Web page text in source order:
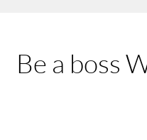
Be a boss